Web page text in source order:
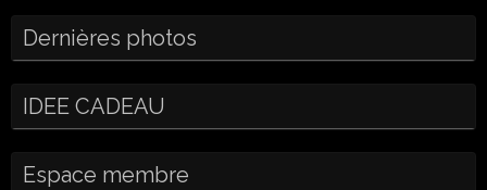
Dernières photos
IDEE CADEAU
Espace membre